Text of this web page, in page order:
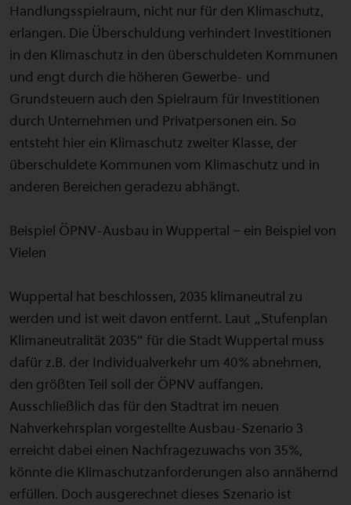
Handlungsspielraum, nicht nur für den Klimaschutz,
erlangen. Die Überschuldung verhindert Investitionen
in den Klimaschutz in den überschuldeten Kommunen
und engt durch die höheren Gewerbe- und
Grundsteuern auch den Spielraum für Investitionen
durch Unternehmen und Privatpersonen ein. So
entsteht hier ein Klimaschutz zweiter Klasse, der
überschuldete Kommunen vom Klimaschutz und in
anderen Bereichen geradezu abhängt.
Beispiel ÖPNV-Ausbau in Wuppertal – ein Beispiel von
Vielen
Wuppertal hat beschlossen, 2035 klimaneutral zu
werden und ist weit davon entfernt. Laut „Stufenplan
Klimaneutralität 2035“ für die Stadt Wuppertal muss
dafür z.B. der Individualverkehr um 40% abnehmen,
den größten Teil soll der ÖPNV auffangen.
Ausschließlich das für den Stadtrat im neuen
Nahverkehrsplan vorgestellte Ausbau-Szenario 3
erreicht dabei einen Nachfragezuwachs von 35%,
könnte die Klimaschutzanforderungen also annähernd
erfüllen. Doch ausgerechnet dieses Szenario ist